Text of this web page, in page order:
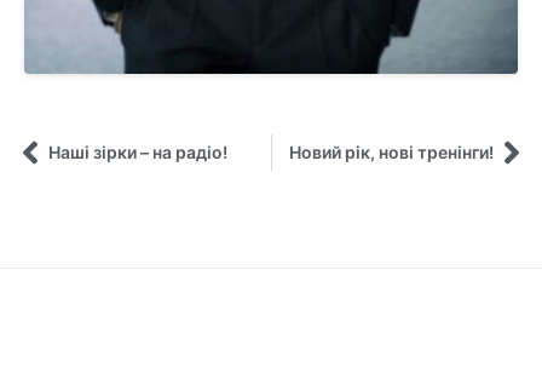
Наші зірки – на радіо! Новий рік, нові тренінги!